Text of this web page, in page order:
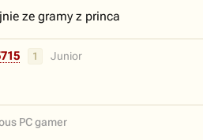
ze gramy z princa
1 Junior
PC gamer